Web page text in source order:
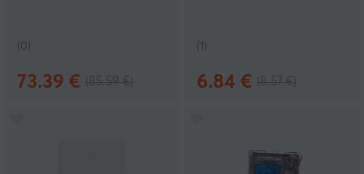
(0)
73.39 €
(1)
6.84 €